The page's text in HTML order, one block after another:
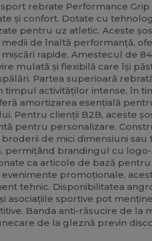
sport rebrate Performance Grip
și confort. Dotate cu
pentru uz atletic. Aceste
de înaltă performanță,
rapide. Amestecul de
mulată și flexibilă care își
Partea superioară
timpul activităților intense, în
amortizarea esențială
Pentru clienții B2B, aceste
pentru personalizare.
de mici dimensiuni sau
permițând brandingul cu
ca articole de bază
promoționale,
tehnic. Disponibilitatea
asociațiile sportive pot
Banda anti-răsucire de la
de la gleznă previn